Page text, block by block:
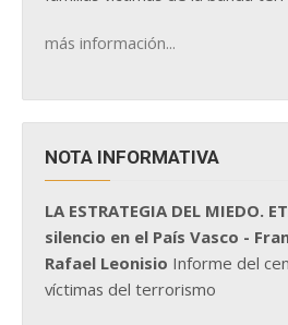
más información...
NOTA INFORMATIVA
LA ESTRATEGIA DEL MIEDO.
silencio en el País Vasco -
Rafael Leonisio Informe del
víctimas del terrorismo